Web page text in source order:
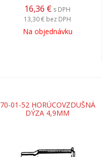
16,36 € s DPH
13,30 € bez DPH
Na objednávku
70-01-52 HORÚCOVZDUŠNÁ
DÝZA 4,9MM